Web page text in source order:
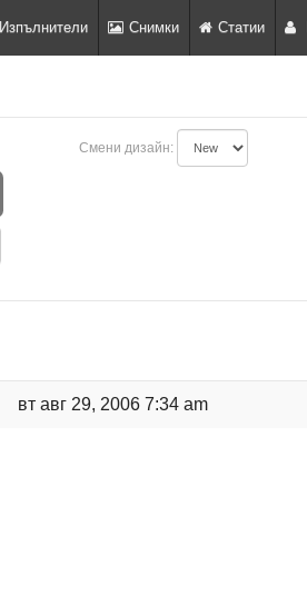
Изпълнители Снимки Статии
Смени дизайн:
вт авг 29, 2006 7:34 am